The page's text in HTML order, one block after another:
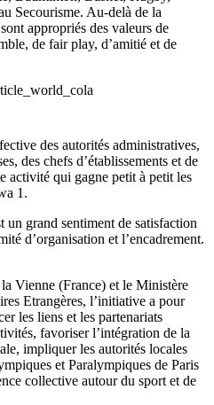
Secourisme. Au-delà de la
appropriés des valeurs de
de fair play, d’amitié et de
des autorités administratives,
des chefs d’établissements et de
activité qui gagne petit à petit les
1.
un grand sentiment de satisfaction
d’organisation et l’encadrement.
Vienne (France) et le Ministère
Etrangères, l’initiative a pour
les liens et les partenariats
favoriser l’intégration de la
impliquer les autorités locales
et Paralympiques de Paris
collective autour du sport et de